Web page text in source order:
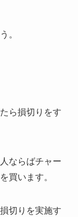
。
ら損切りをす
ならばチャー
買います。
切りを実施す